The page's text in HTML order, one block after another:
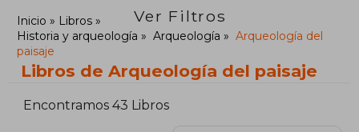
Ver Filtros
Inicio
Libros
Historia y arqueología
Arqueología
Arqueología del
paisaje
Libros de Arqueología del paisaje
Encontramos 43 Libros